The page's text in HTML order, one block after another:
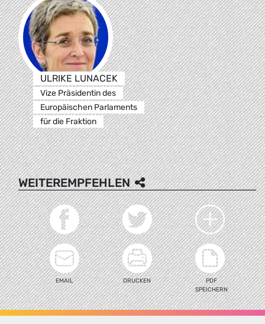
ULRIKE LUNACEK
Vize Präsidentin des
Europäischen Parlaments
für die Fraktion
WEITEREMPFEHLEN
EMAIL DRUCKEN
PDF
SPEICHERN